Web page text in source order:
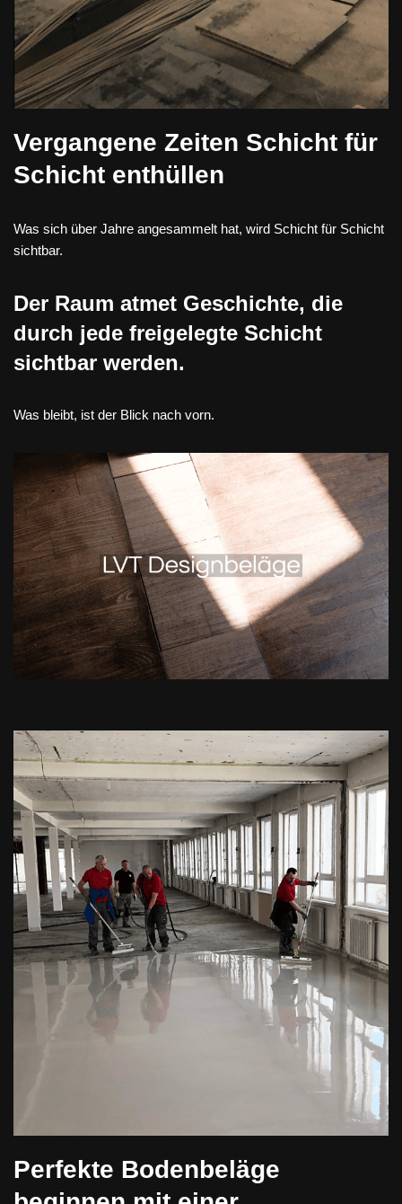
Vergangene Zeiten Schicht für
Schicht enthüllen
Was sich über Jahre angesammelt hat, wird Schicht für Schicht
sichtbar.
Der Raum atmet Geschichte, die
durch jede freigelegte Schicht
sichtbar werden.
Was bleibt, ist der Blick nach vorn.
Perfekte Bodenbeläge